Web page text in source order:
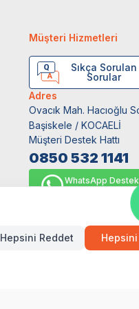
Müşteri Hizmetleri
Sıkça Sorulan
Sorular
Adres
Ovacık Mah. Hacıoğlu
Başiskele / KOCAELİ
Müşteri Destek Hattı
0850 532 1141
WhatsApp Destek
0554 871 66 20
Hepsini Reddet